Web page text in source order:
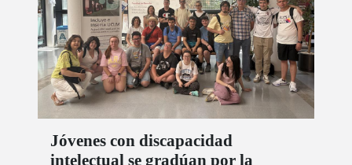
Jóvenes con discapacidad
intelectual se gradúan por la